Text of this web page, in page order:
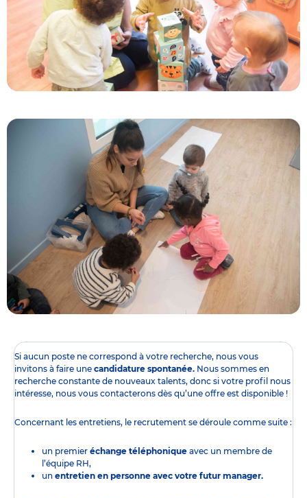
Si aucun poste ne correspond à votre recherche, nous vous
invitons à faire une candidature spontanée. Nous sommes en
recherche constante de nouveaux talents, donc si votre profil nous
intéresse, nous vous contacterons dès qu’une offre est disponible !
Concernant les entretiens, le recrutement se déroule comme suite :
un premier échange téléphonique avec un membre de
l’équipe RH,
un entretien en personne avec votre futur manager.